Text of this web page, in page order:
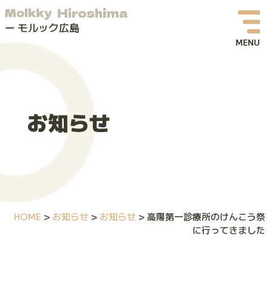
モルックってなに？
モルック広島
お知らせ
HOME > お知らせ > お知らせ > 高陽第一診療所のけんこう祭
に行ってきました